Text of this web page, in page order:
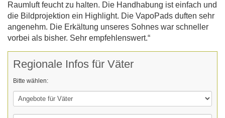
Raumluft feucht zu halten. Die Handhabung ist einfach und
die Bildprojektion ein Highlight. Die VapoPads duften sehr
angenehm. Die Erkältung unseres Sohnes war schneller
vorbei als bisher. Sehr empfehlenswert.“
Regionale Infos für Väter
Bitte wählen: